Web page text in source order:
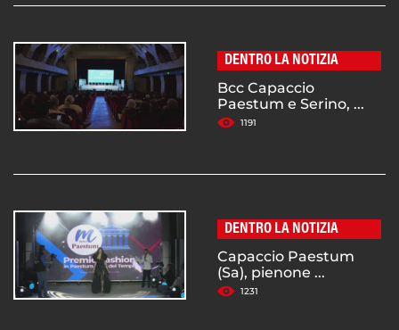
DENTRO LA NOTIZIA
Bcc Capaccio
Paestum e Serino, ...
1191
DENTRO LA NOTIZIA
Capaccio Paestum
(Sa), pienone ...
1231